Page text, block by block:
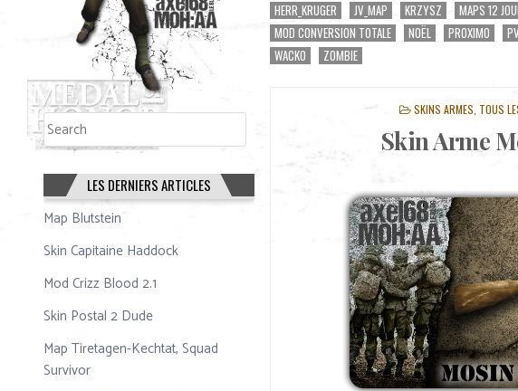
HERR_KRUGER
JV_MAP KRZYSZ MAPS 12
MOD CONVERSION TOTALE
NOËL PROXIMO
WACKO
ZOMBIE
POSTED
SKINS ARMES TOUS
Skin Arme
Rechercher
LES DERNIERS ARTICLES
Map Blutstein
Skin Capitaine Haddock
Mod Crizz Blood 2.1
Skin Postal 2 Dude
Map Tiretagen-Kechtat, Squad
Survivor